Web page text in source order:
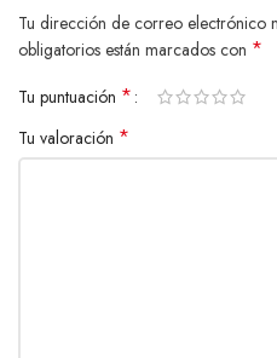
Tu dirección de correo electrónico
obligatorios están marcados con *
Tu puntuación *
Tu valoración *